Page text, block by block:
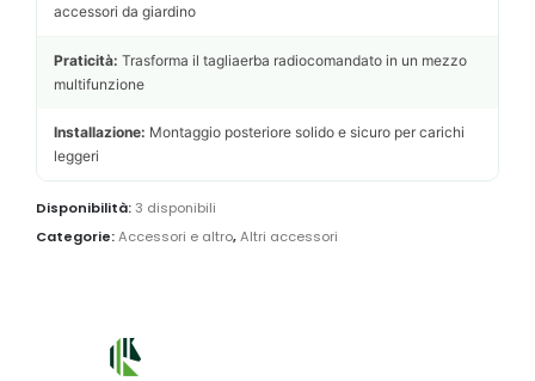
accessori da giardino
Praticità: Trasforma il tagliaerba radiocomandato in un mezzo
multifunzione
Installazione: Montaggio posteriore solido e sicuro per carichi
leggeri
Disponibilità:3 disponibili
Categorie:Accessori e altro,Altri accessori